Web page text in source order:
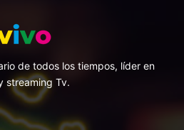
de todos los tiempos, líder en
streaming Tv.